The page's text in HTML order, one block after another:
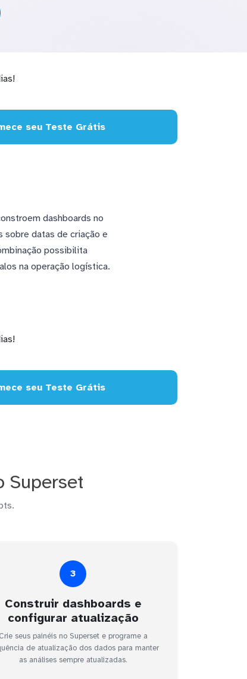
seu Teste Grátis
dashboards no
sobre datas de criação e
possibilita
na operação logística.
seu Teste Grátis
Superset
3
Construir dashboards e
configurar atualização
Crie seus painéis no Superset e programe a
de atualização dos dados para manter
as análises sempre atualizadas.